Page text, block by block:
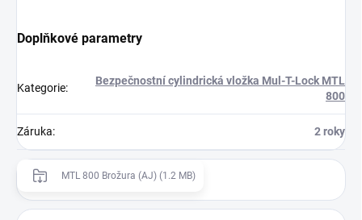
Doplňkové parametry
Kategorie:
Bezpečnostní cylindrická vložka Mul-T-Lock MTL
800
Záruka: 2 roky
MTL 800 Brožura (AJ) (1.2 MB)